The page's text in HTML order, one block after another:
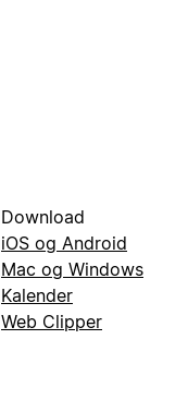
Download
iOS og Android
Mac og Windows
Kalender
Web Clipper